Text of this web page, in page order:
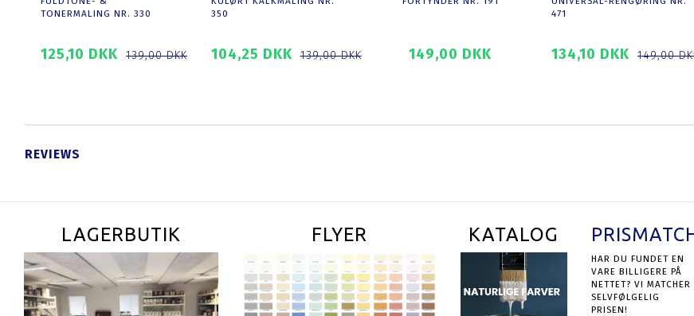
TONERMALING NR. 330
125,10 DKK 139,00 DKK
350
104,25 DKK 139,00 DKK 149,00 DKK
471
134,10 DKK 149,00
REVIEWS
LAGERBUTIK FLYER KATALOG
HAR DU FUNDET EN
VARE BILLIGERE PÅ
NETTET? VI MATCHER
SELVFØLGELIG
PRISEN!